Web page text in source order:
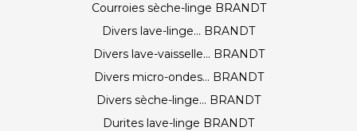
Courroies sèche-linge BRANDT
Divers lave-linge... BRANDT
Divers lave-vaisselle... BRANDT
Divers micro-ondes... BRANDT
Divers sèche-linge... BRANDT
Durites lave-linge BRANDT